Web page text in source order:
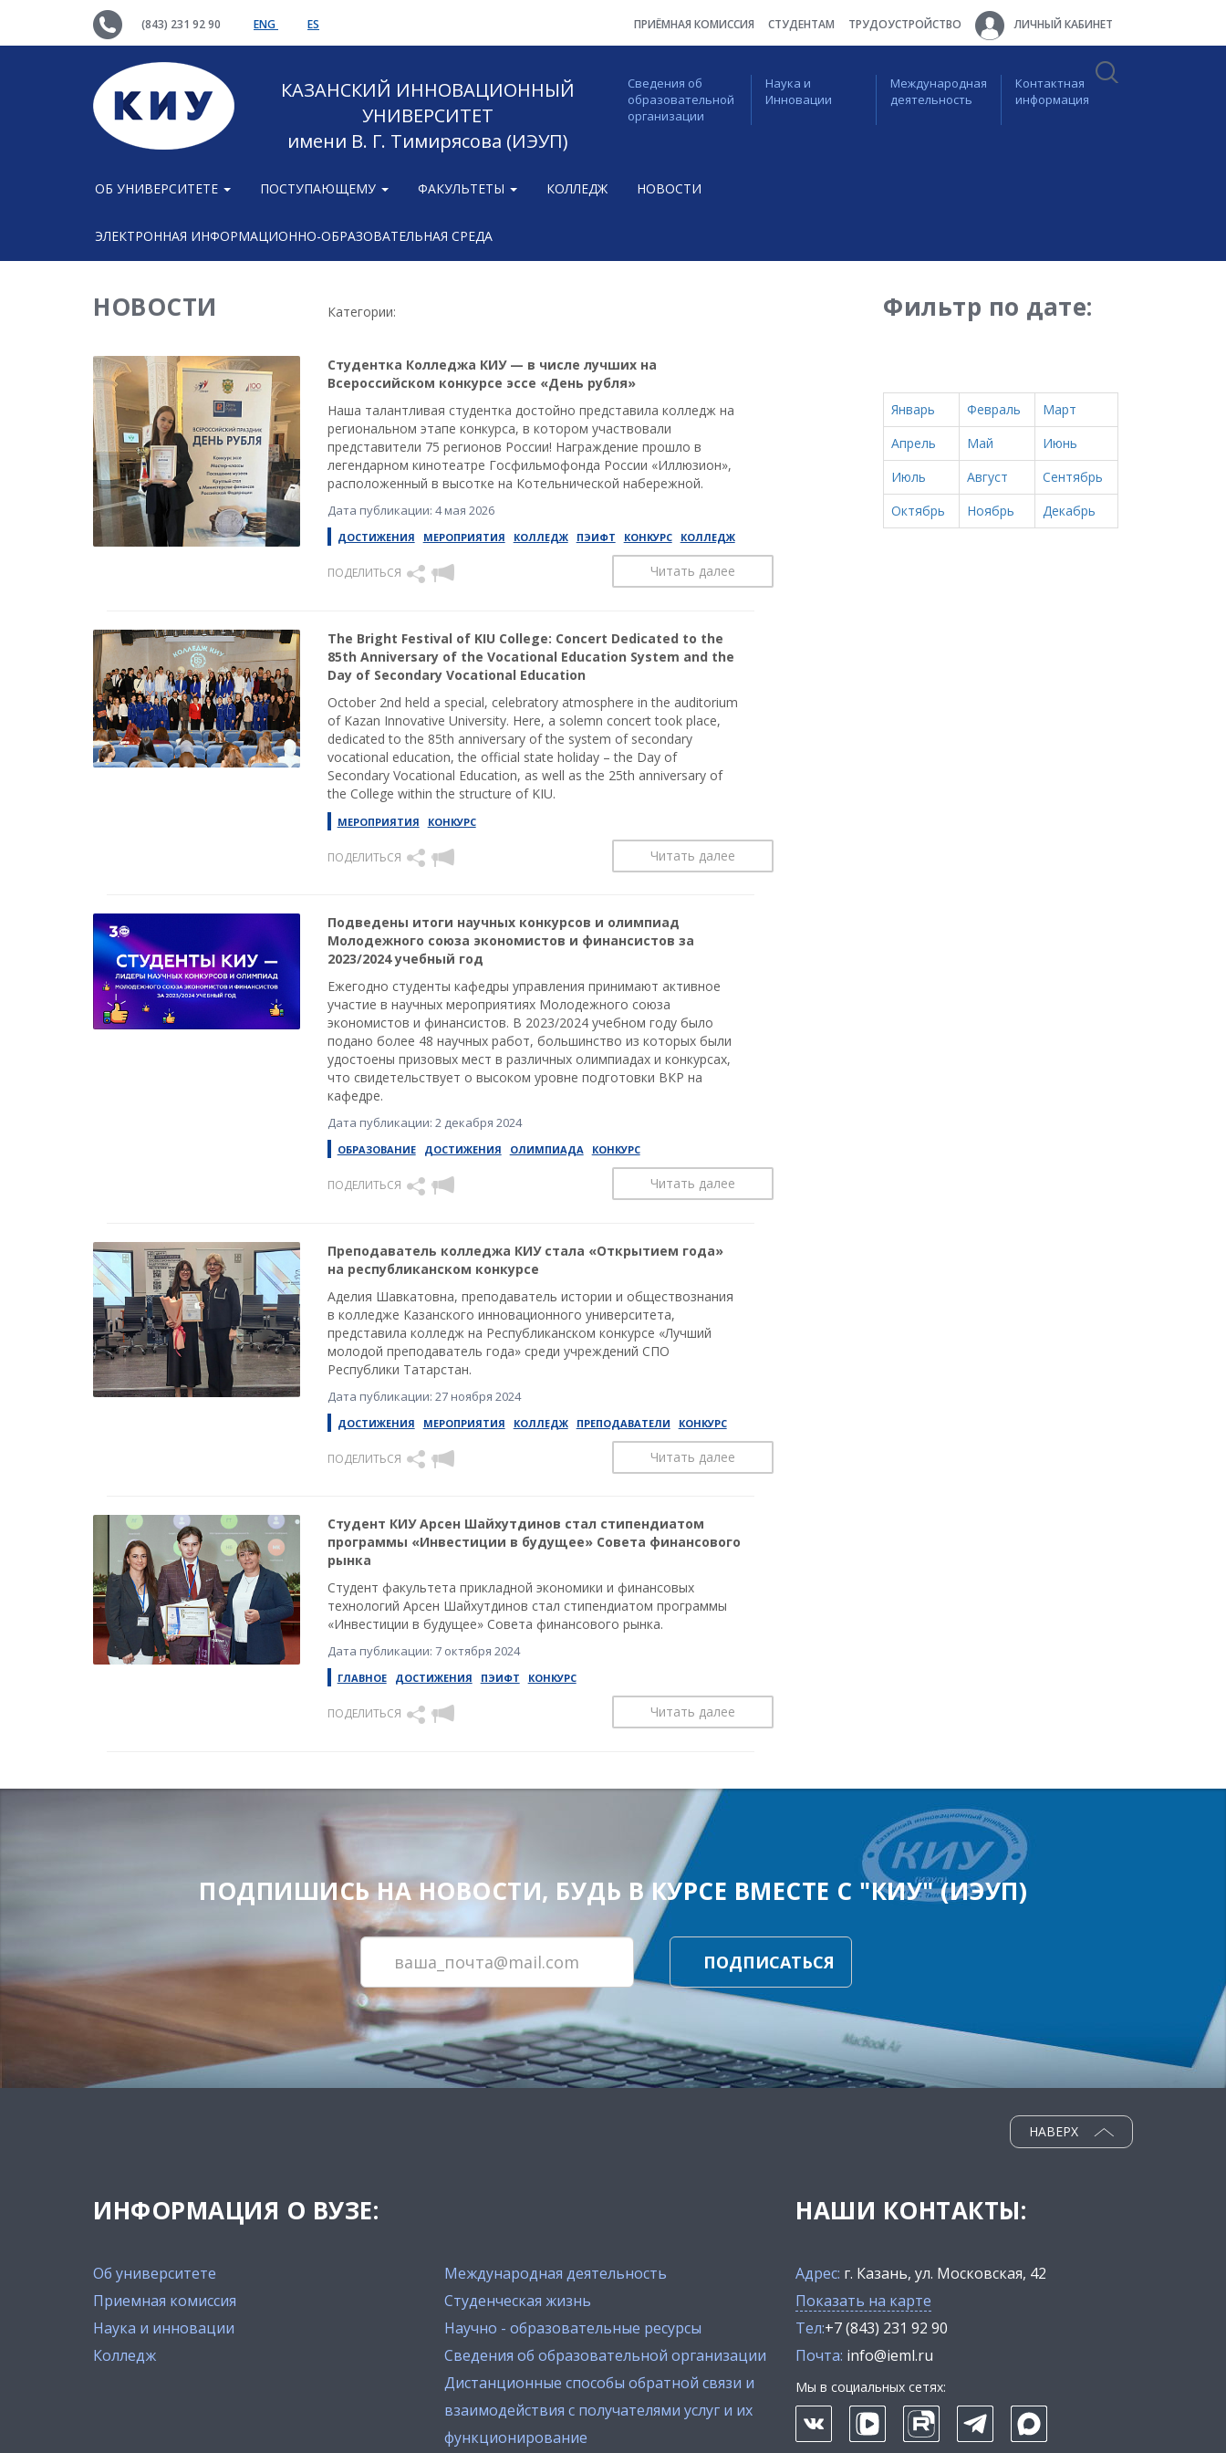
(843) 231 92 90 ENG ES ПРИЁМНАЯ КОМИССИЯ СТУДЕНТАМ ТРУДОУСТРОЙСТВО ЛИЧНЫЙ КАБИНЕТ
КАЗАНСКИЙ ИННОВАЦИОННЫЙ
УНИВЕРСИТЕТ
имени В. Г. Тимирясова (ИЭУП)
Сведения об
образовательной
организации
Наука и
Инновации
Международная
деятельность
Контактная
информация
ОБ УНИВЕРСИТЕТЕ ПОСТУПАЮЩЕМУ ФАКУЛЬТЕТЫ КОЛЛЕДЖ НОВОСТИ
ЭЛЕКТРОННАЯ ИНФОРМАЦИОННО-ОБРАЗОВАТЕЛЬНАЯ СРЕДА
НОВОСТИ Категории:
Студентка Колледжа КИУ — в числе лучших на
Всероссийском конкурсе эссе «День рубля»
Наша талантливая студентка достойно представила колледж на
региональном этапе конкурса, в котором участвовали
представители 75 регионов России! Награждение прошло в
легендарном кинотеатре Госфильмофонда России «Иллюзион»,
расположенный в высотке на Котельнической набережной.
Дата публикации: 4 мая 2026
ДОСТИЖЕНИЯ МЕРОПРИЯТИЯ КОЛЛЕДЖ ПЭИФТ КОНКУРС КОЛЛЕДЖ
ПОДЕЛИТЬСЯ Читать далее
The Bright Festival of KIU College: Concert Dedicated to the
85th Anniversary of the Vocational Education System and the
Day of Secondary Vocational Education
October 2nd held a special, celebratory atmosphere in the auditorium
of Kazan Innovative University. Here, a solemn concert took place,
dedicated to the 85th anniversary of the system of secondary
vocational education, the official state holiday – the Day of
Secondary Vocational Education, as well as the 25th anniversary of
the College within the structure of KIU.
МЕРОПРИЯТИЯ КОНКУРС
ПОДЕЛИТЬСЯ Читать далее
Подведены итоги научных конкурсов и олимпиад
Молодежного союза экономистов и финансистов за
2023/2024 учебный год
Ежегодно студенты кафедры управления принимают активное
участие в научных мероприятиях Молодежного союза
экономистов и финансистов. В 2023/2024 учебном году было
подано более 48 научных работ, большинство из которых были
удостоены призовых мест в различных олимпиадах и конкурсах,
что свидетельствует о высоком уровне подготовки ВКР на
кафедре.
Дата публикации: 2 декабря 2024
ОБРАЗОВАНИЕ ДОСТИЖЕНИЯ ОЛИМПИАДА КОНКУРС
ПОДЕЛИТЬСЯ Читать далее
Преподаватель колледжа КИУ стала «Открытием года»
на республиканском конкурсе
Аделия Шавкатовна, преподаватель истории и обществознания
в колледже Казанского инновационного университета,
представила колледж на Республиканском конкурсе «Лучший
молодой преподаватель года» среди учреждений СПО
Республики Татарстан.
Дата публикации: 27 ноября 2024
ДОСТИЖЕНИЯ МЕРОПРИЯТИЯ КОЛЛЕДЖ ПРЕПОДАВАТЕЛИ КОНКУРС
ПОДЕЛИТЬСЯ Читать далее
Студент КИУ Арсен Шайхутдинов стал стипендиатом
программы «Инвестиции в будущее» Совета финансового
рынка
Студент факультета прикладной экономики и финансовых
технологий Арсен Шайхутдинов стал стипендиатом программы
«Инвестиции в будущее» Совета финансового рынка.
Дата публикации: 7 октября 2024
ГЛАВНОЕ ДОСТИЖЕНИЯ ПЭИФТ КОНКУРС
ПОДЕЛИТЬСЯ Читать далее
Фильтр по дате:
Январь Февраль
Март
Апрель
Май
Июнь
Июль
Август
Сентябрь
Октябрь
Ноябрь Декабрь
ПОДПИШИСЬ НА НОВОСТИ, БУДЬ В КУРСЕ ВМЕСТЕ С "КИУ" (ИЭУП)
ПОДПИСАТЬСЯ
ИНФОРМАЦИЯ О ВУЗЕ:
Об университете
Приемная комиссия
Наука и инновации
Колледж
Международная деятельность
Студенческая жизнь
Научно - образовательные ресурсы
Сведения об образовательной организации
Дистанционные способы обратной связи и
взаимодействия с получателями услуг и их
функционирование
НАВЕРХ
НАШИ КОНТАКТЫ:
Адрес: г. Казань, ул. Московская, 42
Показать на карте
Тел:+7 (843) 231 92 90
Почта: info@ieml.ru
Мы в социальных сетях: